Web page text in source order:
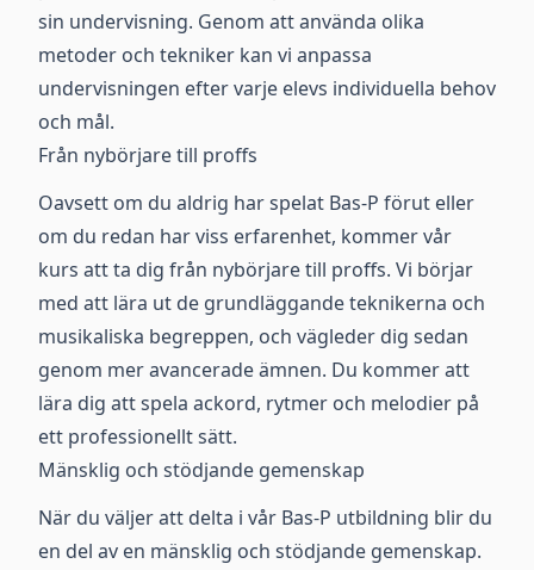
sin undervisning. Genom att använda olika
metoder och tekniker kan vi anpassa
undervisningen efter varje elevs individuella behov
och mål.
Från nybörjare till proffs
Oavsett om du aldrig har spelat Bas-P förut eller
om du redan har viss erfarenhet, kommer vår
kurs att ta dig från nybörjare till proffs. Vi börjar
med att lära ut de grundläggande teknikerna och
musikaliska begreppen, och vägleder dig sedan
genom mer avancerade ämnen. Du kommer att
lära dig att spela ackord, rytmer och melodier på
ett professionellt sätt.
Mänsklig och stödjande gemenskap
När du väljer att delta i vår Bas-P utbildning blir du
en del av en mänsklig och stödjande gemenskap.